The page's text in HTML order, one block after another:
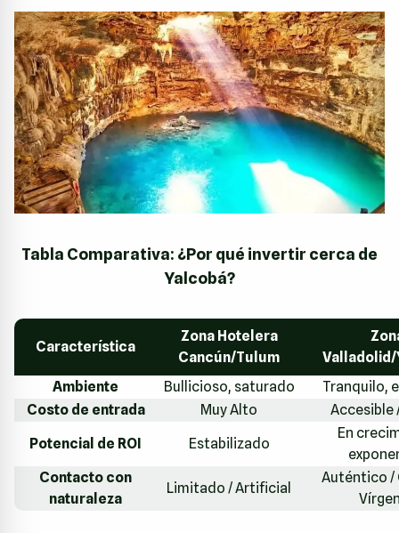
Tabla Comparativa: ¿Por qué invertir cerca de
Yalcobá?
Característica
Zona Hotelera
Cancún/Tulum
Valladolid/
Ambiente
Bullicioso, saturado
Tranquilo,
Costo de entrada
Muy Alto
Accesible
Potencial de ROI
Estabilizado
En
Contacto con
naturaleza
Limitado / Artificial
Auténtico /